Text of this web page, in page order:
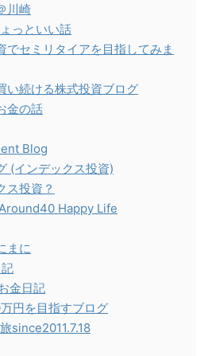
川崎
っといい話
でセミリタイアを目指してみま
い続ける株式投資ブログ
金の話
Blog
(インデックス投資)
ス投資？
Happy Life
まに
金日記
円を目指すブログ
since2011.7.18